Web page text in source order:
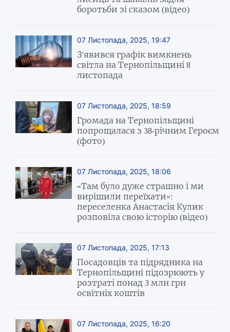
боротьби зі сказом (відео)
07 Листопада, 2025, 19:47
З'явився графік вимкнень
світла на Тернопільщині 8
листопада
07 Листопада, 2025, 18:59
Громада на Тернопільщині
попрощалася з 38-річним Героєм
(фото)
07 Листопада, 2025, 18:06
«Там було дуже страшно і ми
вирішили переїхати»:
переселенка Анастасія Кулик
розповіла свою історію (відео)
07 Листопада, 2025, 17:13
Посадовців та підрядника на
Тернопільщині підозрюють у
розтраті понад 3 млн грн
освітніх коштів
07 Листопада, 2025, 16:20